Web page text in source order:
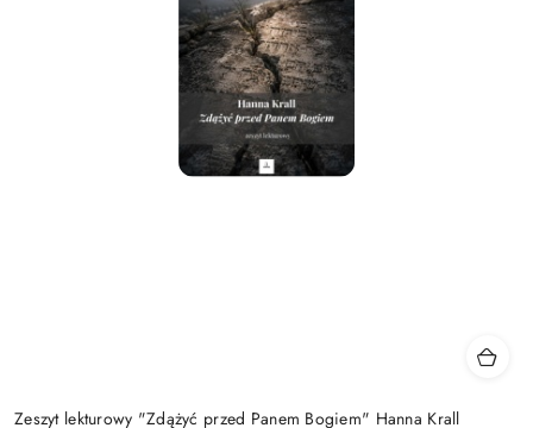
Zeszyt lekturowy "Zdążyć przed Panem Bogiem" Hanna Krall